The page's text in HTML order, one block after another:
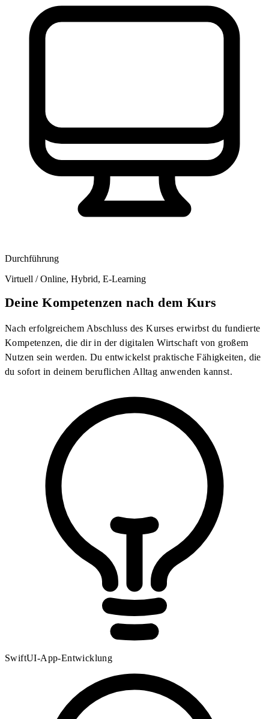
Durchführung
Virtuell / Online, Hybrid, E-Learning
Deine Kompetenzen nach dem Kurs
Nach erfolgreichem Abschluss des Kurses erwirbst du fundierte
Kompetenzen, die dir in der digitalen Wirtschaft von großem
Nutzen sein werden. Du entwickelst praktische Fähigkeiten, die
du sofort in deinem beruflichen Alltag anwenden kannst.
SwiftUI-App-Entwicklung